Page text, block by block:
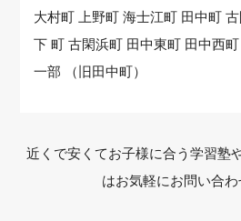
大村町 上野町 海士江町 田中町
下 町 古閑浜町 田中東町 田中西
一部 （旧田中町）
近くで安くてお子様に合う学習塾
はお気軽にお問い合わ